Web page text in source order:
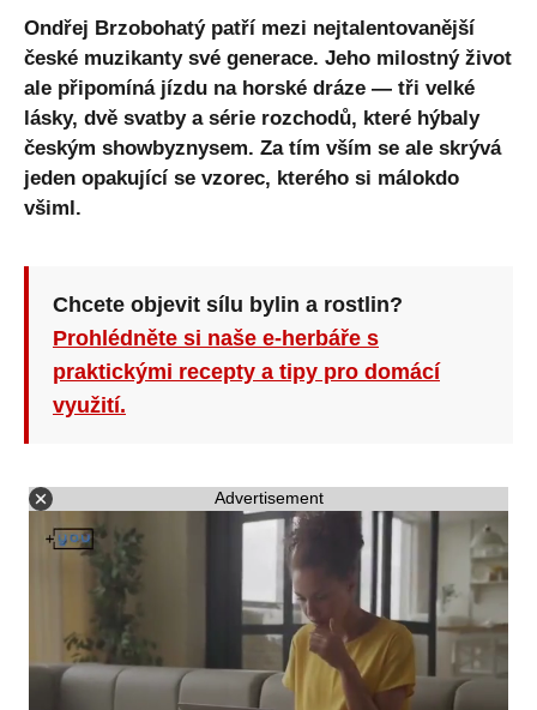
Ondřej Brzobohatý patří mezi nejtalentovanější
české muzikanty své generace. Jeho milostný život
ale připomíná jízdu na horské dráze — tři velké
lásky, dvě svatby a série rozchodů, které hýbaly
českým showbyznysem. Za tím vším se ale skrývá
jeden opakující se vzorec, kterého si málokdo
všiml.
Chcete objevit sílu bylin a rostlin?
Prohlédněte si naše e-herbáře s
praktickými recepty a tipy pro domácí
využití.
Advertisement